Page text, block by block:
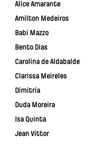
Alice Amarante
Amilton Medeiros
Babi Mazzo
Bento Dias
Carolina de Aldabalde
Clarissa Meireles
Dimitria
Duda Moreira
Isa Quinta
Jean Vittor